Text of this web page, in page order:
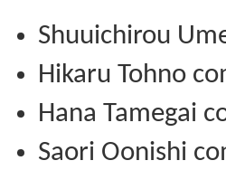
Shuuichirou
Hikaru Tohno
Hana Tamegai
Saori Oonishi